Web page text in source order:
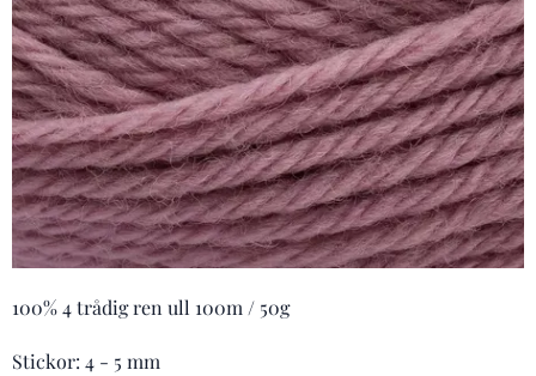
100% 4 trådig ren ull 100m / 50g
Stickor: 4 - 5 mm